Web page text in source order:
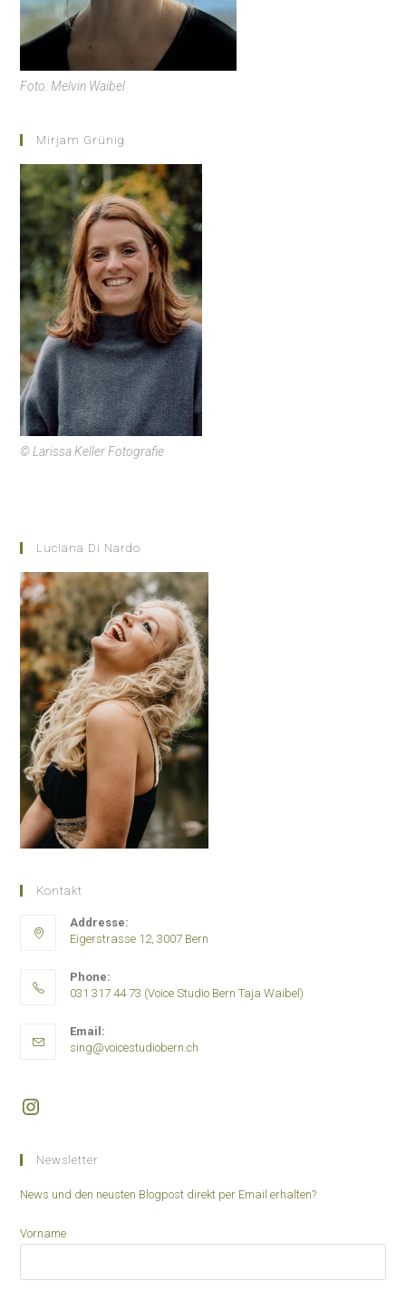
Foto: Melvin Waibel
Mirjam Grünig
© Larissa Keller Fotografie
Luciana Di Nardo
Kontakt
Addresse:
Eigerstrasse 12, 3007 Bern
Phone:
031 317 44 73 (Voice Studio Bern Taja Waibel)
in
your
Email:
sing@voicestudiobern.ch
Instagram
Newsletter
News und den neusten Blogpost direkt per Email erhalten?
Vorname